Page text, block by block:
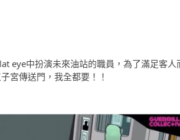
eye中扮演未來油站的職員，為了滿足客人
宮傳送門，我全都要！！